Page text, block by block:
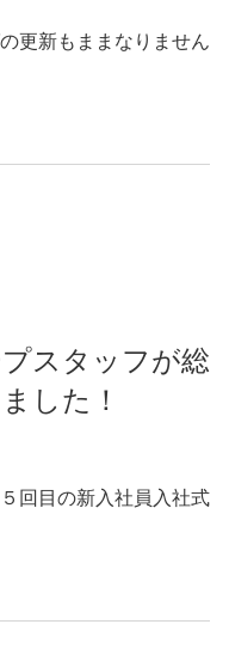
更新もままなりません
スタッフが総
した！
回目の新入社員入社式